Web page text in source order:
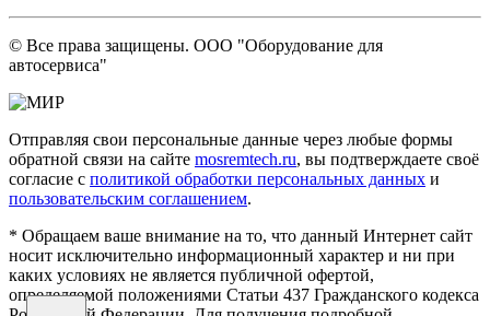
© Все права защищены. ООО "Оборудование для
автосервиса"
Отправляя свои персональные данные через любые формы
обратной связи на сайте mosremtech.ru, вы подтверждаете своё
согласие с политикой обработки персональных данных и
пользовательским соглашением.
* Обращаем ваше внимание на то, что данный Интернет сайт
носит исключительно информационный характер и ни при
каких условиях не является публичной офертой,
определяемой положениями Статьи 437 Гражданского кодекса